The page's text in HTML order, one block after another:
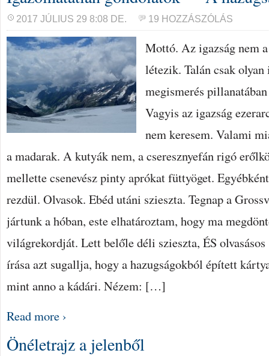
2017 JÚLIUS 29 8:08 DE. 19 HOZZÁSZÓLÁS
Mottó. Az igazság nem
létezik. Talán csak olyan
megismerés
Vagyis az igazság
nem keresem. Valami
a madarak. A kutyák nem, a cseresznyefán rigó
mellette csenevész pinty aprókat füttyöget.
rezdül. Olvasok. Ebéd utáni szieszta. Tegnap a
jártunk a hóban, este elhatároztam, hogy ma
világrekordját. Lett belőle déli szieszta, ÉS
írása azt sugallja, hogy a hazugságokból épített
mint anno a kádári. Nézem: […]
Read more ›
Önéletrajz a jelenből